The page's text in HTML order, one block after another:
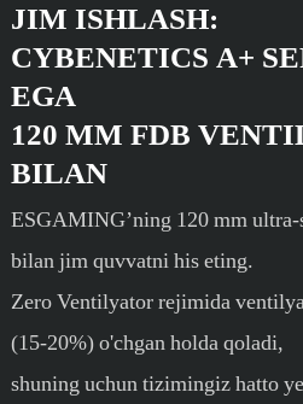
JIM ISHLASH:
CYBENETICS A+
EGA
120 MM FDB
BILAN
ESGAMING’ning 120 mm ultra-
bilan jim quvvatni his eting.
Zero Ventilyator rejimida
(15-20%) o'chgan holda qoladi,
shuning uchun tizimingiz hatto